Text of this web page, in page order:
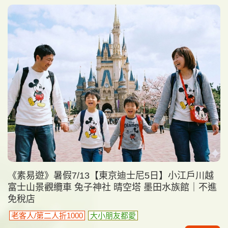
《素易遊》暑假7/13【東京迪士尼5日】小江戶川越
富士山景觀纜車 兔子神社 晴空塔 墨田水族館｜不進
免稅店
老客人/第二人折1000 大小朋友都愛